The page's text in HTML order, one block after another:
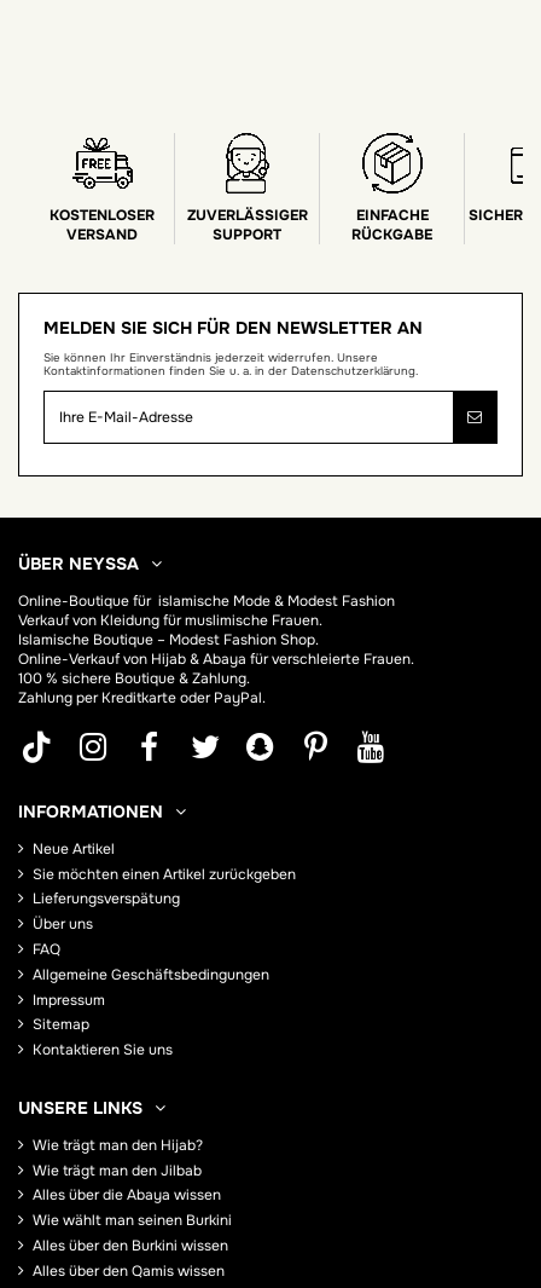
KOSTENLOSER
VERSAND
ZUVERLÄSSIGER
SUPPORT
EINFACHE
RÜCKGABE
SICHERE
MELDEN SIE SICH FÜR DEN NEWSLETTER AN
Sie können Ihr Einverständnis jederzeit widerrufen. Unsere
Kontaktinformationen finden Sie u. a. in der Datenschutzerklärung.
ÜBER NEYSSA
Online-Boutique für islamische Mode & Modest Fashion
Verkauf von Kleidung für muslimische Frauen.
Islamische Boutique – Modest Fashion Shop.
Online-Verkauf von Hijab &Abaya für verschleierte Frauen.
100 % sichere Boutique & Zahlung.
Zahlung per Kreditkarte oder PayPal.
INFORMATIONEN
Neue Artikel
Sie möchten einen Artikel zurückgeben
Lieferungsverspätung
Über uns
FAQ
Allgemeine Geschäftsbedingungen
Impressum
Sitemap
Kontaktieren Sie uns
UNSERE LINKS
Wie trägt man den Hijab?
Wie trägt man den Jilbab
Alles über die Abaya wissen
Wie wählt man seinen Burkini
Alles über den Burkini wissen
Alles über den Qamis wissen